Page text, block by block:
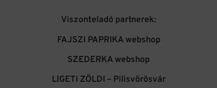
Viszonteladó partnerek:
FAJSZI PAPRIKA webshop
SZEDERKA webshop
LIGETI ZÖLDI – Pilisvörösvár